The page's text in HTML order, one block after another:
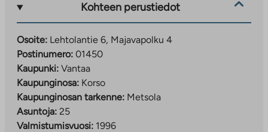
Kohteen perustiedot
Osoite: Lehtolantie 6, Majavapolku 4
Postinumero: 01450
Kaupunki: Vantaa
Kaupunginosa: Korso
Kaupunginosan tarkenne: Metsola
Asuntoja: 25
Valmistumisvuosi: 1996